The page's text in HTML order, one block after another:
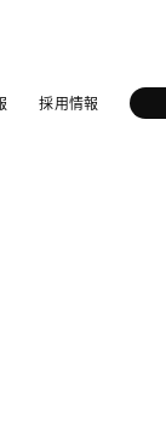
採用情報